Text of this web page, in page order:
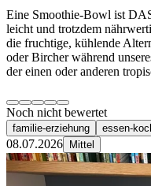
Eine Smoothie-Bowl ist
leicht und trotzdem
die fruchtige, kühlende
oder Bircher während
der einen oder anderen
Noch nicht bewertet
familie-erziehung essen-
08.07.2026 Mittel